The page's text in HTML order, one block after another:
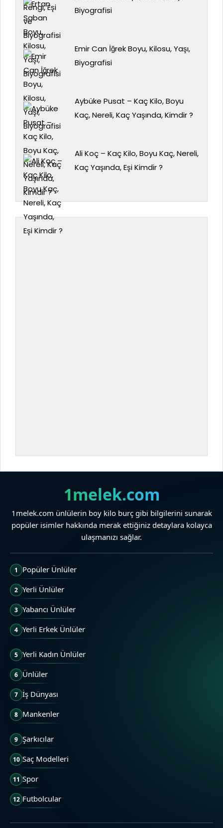
Biyografisi
Emir Can İğrek Boyu, Kilosu, Yaşı,
Biyografisi
Aybüke Pusat – Kaç Kilo, Boyu
Kaç, Nereli, Kaç Yaşında, Kimdir ?
Ali Koç – Kaç Kilo, Boyu Kaç, Nereli,
Kaç Yaşında, Eşi Kimdir ?
1melek.com
1melek.com ünlülerin boy kilo burç gibi bilgilerini sunarak
popüler isimler hakkında merak ettiğiniz detaylara kolayca
ulaşmanızı sağlar.
1 Popüler Ünlüler
2 Yerli Ünlüler
3 Yabancı Ünlüler
4 Yerli Erkek Ünlüler
5 Yerli Kadın Ünlüler
6 Ünlüler
7 İş Dünyası
8 Mankenler
9 Şarkıcılar
10 Saç Modelleri
11 Spor
12 Futbolcular